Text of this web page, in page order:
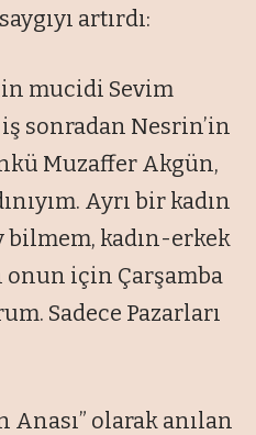
artırdı:
mucidi Sevim
iş sonradan Nesrin’in
Muzaffer Akgün,
Ayrı bir kadın
kadın-erkek
onun için Çarşamba
Sadece Pazarları
Anası” olarak anılan